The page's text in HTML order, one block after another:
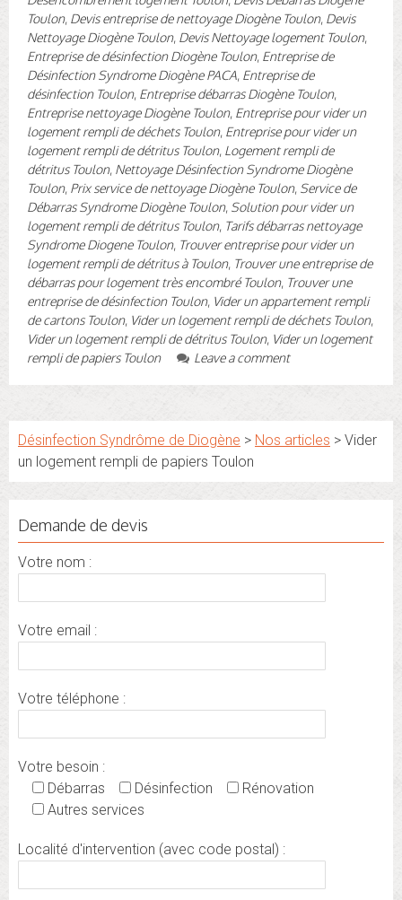
Toulon, Devis entreprise de nettoyage Diogène Toulon, Devis
Nettoyage Diogène Toulon, Devis Nettoyage logement Toulon,
Entreprise de désinfection Diogène Toulon, Entreprise de
Désinfection Syndrome Diogène PACA, Entreprise de
désinfection Toulon, Entreprise débarras Diogène Toulon,
Entreprise nettoyage Diogène Toulon, Entreprise pour vider un
logement rempli de déchets Toulon, Entreprise pour vider un
logement rempli de détritus Toulon, Logement rempli de
détritus Toulon, Nettoyage Désinfection Syndrome Diogène
Toulon, Prix service de nettoyage Diogène Toulon, Service de
Débarras Syndrome Diogène Toulon, Solution pour vider un
logement rempli de détritus Toulon, Tarifs débarras nettoyage
Syndrome Diogene Toulon, Trouver entreprise pour vider un
logement rempli de détritus à Toulon, Trouver une entreprise de
débarras pour logement très encombré Toulon, Trouver une
entreprise de désinfection Toulon, Vider un appartement rempli
de cartons Toulon, Vider un logement rempli de déchets Toulon,
Vider un logement rempli de détritus Toulon, Vider un logement
rempli de papiers Toulon
Leave a comment
Désinfection Syndrôme de Diogène > Nos articles > Vider
un logement rempli de papiers Toulon
Demande de devis
Votre nom :
Votre email :
Votre téléphone :
Votre besoin :
Débarras
Désinfection
Rénovation
Autres services
Localité d'intervention (avec code postal) :